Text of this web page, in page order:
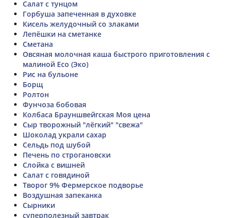
Салат с тунцом
Горбуша запеченная в духовке
Кисель желудочный со злаками
Лепёшки на сметанке
Cметана
Овсяная молочная каша быстрого приготовления с
малиной Eco (Эко)
Рис на бульоне
Борщ
Ролтон
Фунчоза бобовая
Колбаса Брауншвейгская Моя цена
Сыр творожный "лёгкий" "свежа"
Шоколад украли сахар
Сельдь под шубой
Печень по строгановски
Слойка с вишней
Салат с говядиной
Творог 9% Фермерское подворье
Воздушная запеканка
Сырники
суперполезный завтрак